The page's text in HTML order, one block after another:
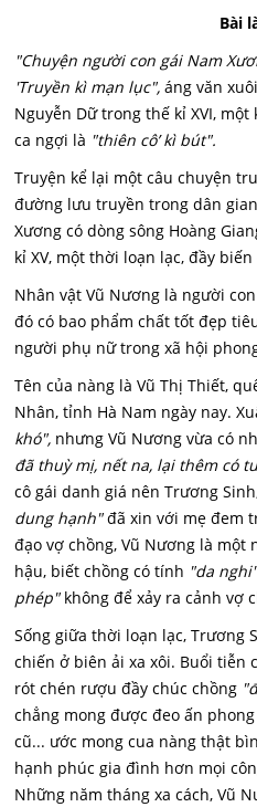
Bài
"Chuyện người con gái Nam
'Truyền kì mạn lục",áng văn
Nguyễn Dữ trong thế kỉ XVI,
ca ngợi là "thiên cô’ kì bút".
Truyện kể lại một câu chuyện
đường lưu truyền trong dân
Xương có dòng sông Hoàng
kỉ XV, một thời loạn lạc, đầy biến
Nhân vật Vũ Nương là người
đó có bao phẩm chất tốt đẹp
người phụ nữ trong xã hội
Tên của nàng là Vũ Thị Thiết,
Nhân, tỉnh Hà Nam ngày nay.
khó", nhưng Vũ Nương vừa có
đã thuỳ mị, nết na, lại thêm có
cô gái danh giá nên Trương
dung hạnh"đã xin với mẹ đem
đạo vợ chồng, Vũ Nương là
hậu, biết chồng có tính "da
phép"không để xảy ra cảnh vợ
Sống giữa thời loạn lạc, Trương
chiến ở biên ải xa xôi. Buổi tiễn
rót chén rượu đầy chúc chồng
chẳng mong được đeo ấn
cũ... ước mong cua nàng thật
hạnh phúc gia đình hơn mọi
Những năm tháng xa cách, Vũ